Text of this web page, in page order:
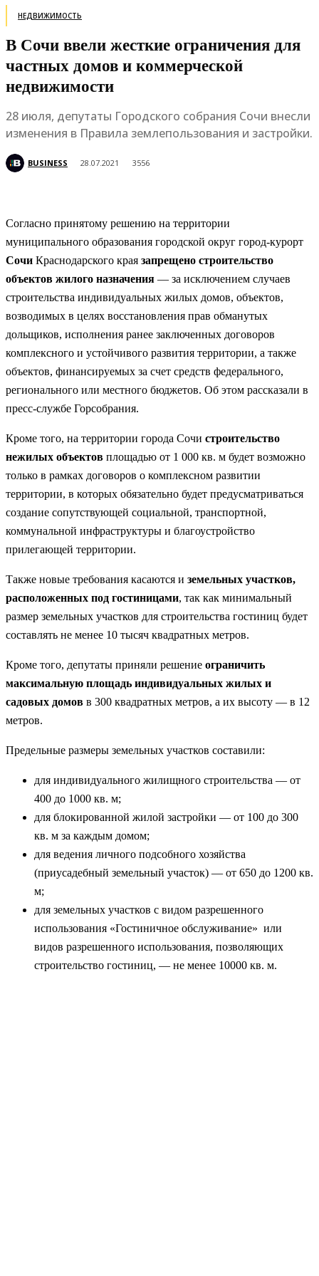
НЕДВИЖИМОСТЬ
В Сочи ввели жесткие ограничения для
частных домов и коммерческой
недвижимости
28 июля, депутаты Городского собрания Сочи внесли
изменения в Правила землепользования и застройки.
BUSINESS 28.07.2021 3556
Согласно принятому решению на территории
муниципального образования городской округ город-курорт
Сочи Краснодарского края запрещено строительство
объектов жилого назначения — за исключением случаев
строительства индивидуальных жилых домов, объектов,
возводимых в целях восстановления прав обманутых
дольщиков, исполнения ранее заключенных договоров
комплексного и устойчивого развития территории, а также
объектов, финансируемых за счет средств федерального,
регионального или местного бюджетов. Об этом рассказали в
пресс-службе Горсобрания.
Кроме того, на территории города Сочи строительство
нежилых объектов площадью от 1 000 кв. м будет возможно
только в рамках договоров о комплексном развитии
территории, в которых обязательно будет предусматриваться
создание сопутствующей социальной, транспортной,
коммунальной инфраструктуры и благоустройство
прилегающей территории.
Также новые требования касаются и земельных участков,
расположенных под гостиницами, так как минимальный
размер земельных участков для строительства гостиниц будет
составлять не менее 10 тысяч квадратных метров.
Кроме того, депутаты приняли решение ограничить
максимальную площадь индивидуальных жилых и
садовых домов в 300 квадратных метров, а их высоту — в 12
метров.
Предельные размеры земельных участков составили:
для индивидуального жилищного строительства — от
400 до 1000 кв. м;
для блокированной жилой застройки — от 100 до 300
кв. м за каждым домом;
для ведения личного подсобного хозяйства
(приусадебный земельный участок) — от 650 до 1200 кв.
м;
для земельных участков с видом разрешенного
использования «Гостиничное обслуживание» или
видов разрешенного использования, позволяющих
строительство гостиниц, — не менее 10000 кв. м.